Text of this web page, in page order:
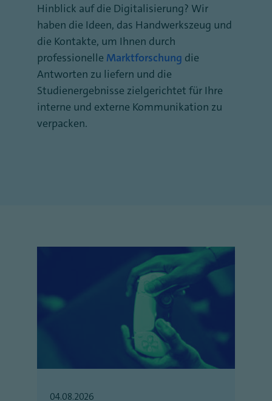
Hinblick auf die Digitalisierung? Wir
haben die Ideen, das Handwerkszeug und
die Kontakte, um Ihnen durch
professionelle Marktforschung die
Antworten zu liefern und die
Studienergebnisse zielgerichtet für Ihre
interne und externe Kommunikation zu
verpacken.
04.08.2026